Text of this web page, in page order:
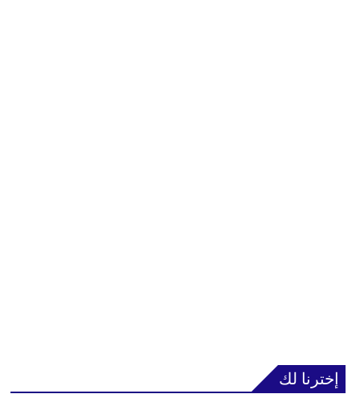
إخترنا لك